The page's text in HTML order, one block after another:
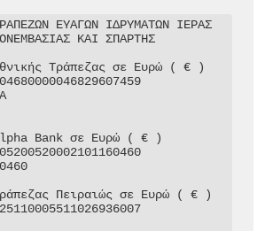
ΕΥΑΓΩΝ ΙΔΡΥΜΑΤΩΝ ΙΕΡΑΣ
ΚΑΙ ΣΠΑΡΤΗΣ
Τράπεζας σε Ευρώ ( € )
Bank σε Ευρώ ( € )
Πειραιώς σε Ευρώ ( € )